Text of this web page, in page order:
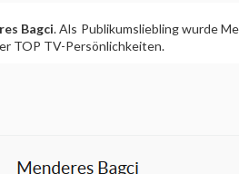
Bagci. Als Publikumsliebling wurde
TOP TV-Persönlichkeiten.